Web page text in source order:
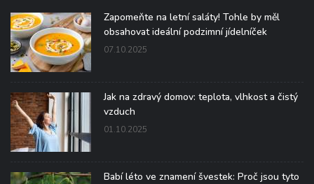
Zapomeňte na letní saláty! Tohle by měl
obsahovat ideální podzimní jídelníček
07.10.2025
Jak na zdravý domov: teplota, vlhkost a čistý
vzduch
01.10.2025
Babí léto ve znamení švestek: Proč jsou tyto